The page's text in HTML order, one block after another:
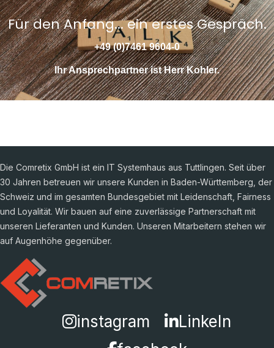
Für den Anfang... ein erstes Gespräch.
+49 (0)7461 9604-0
Ihr Ansprechpartner ist Herr Kohler.
Die Comretix GmbH ist ein IT Systemhaus aus Tuttlingen. Seit über
30 Jahren betreuen wir unsere Kunden in Baden-Württemberg, der
Schweiz und im gesamten Bundesgebiet mit Leidenschaft, Fairness
und Loyalität. Wir bauen auf eine zuverlässige Partnerschaft mit
unseren Lieferanten und Kunden. Unseren Mitarbeitern stehen wir
auf Augenhöhe gegenüber.
instagram
LinkeIn